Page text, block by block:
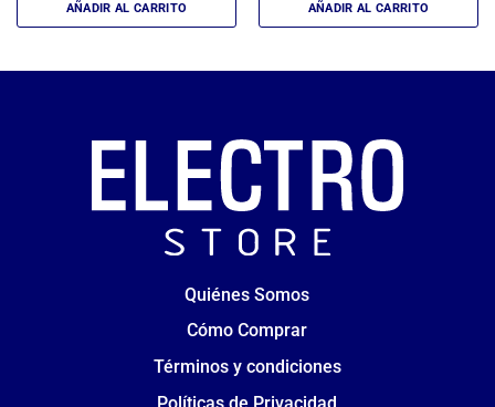
AÑADIR AL CARRITO AÑADIR AL CARRITO
Quiénes Somos
Cómo Comprar
Términos y condiciones